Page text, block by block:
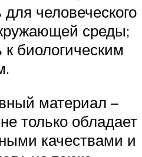
для человеческого
среды;
к биологическим
материал –
только обладает
качествами и